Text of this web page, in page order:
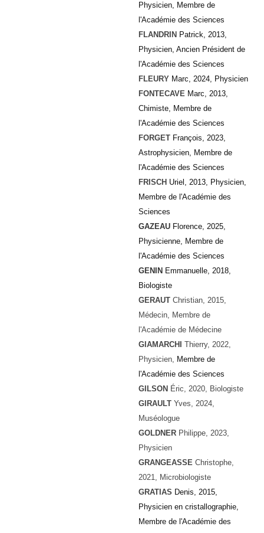
Physicien, Membre de
l'Académie des Sciences
FLANDRIN Patrick, 2013,
Physicien,Ancien Président de
l'Académie des Sciences
FLEURY Marc, 2024, Physicien
FONTECAVE Marc, 2013,
Chimiste, Membre de
l'Académie des Sciences
FORGET François, 2023,
Astrophysicien, Membre de
l'Académie des Sciences
FRISCH Uriel, 2013, Physicien,
Membre de l'Académie des
Sciences
GAZEAU Florence, 2025,
Physicienne, Membre de
l'Académie des Sciences
GENIN Emmanuelle, 2018,
Biologiste
GERAUT Christian, 2015,
Médecin, Membre de
l'Académie de Médecine
GIAMARCHI
Thierry, 2022,
Physicien, Membre de
l'Académie des Sciences
GILSON Éric, 2020, Biologiste
GIRAULT Yves, 2024,
Muséologue
GOLDNER Philippe, 2023,
Physicien
GRANGEASSE Christophe,
2021, Microbiologiste
GRATIAS Denis, 2015,
Physicien en cristallographie,
Membre de l'Académie des